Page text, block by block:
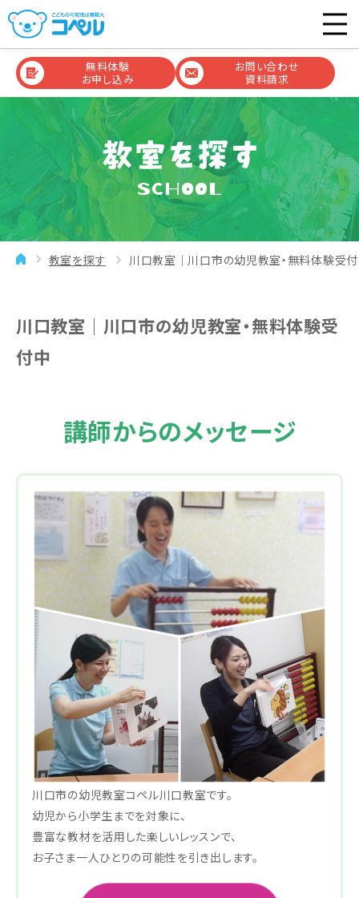
無料体験
お申し込み
お問い合わせ
資料請求
SCHOOL
教室を探す 川口教室｜川口市の幼児教室・無料体験受
川口教室｜川口市の幼児教室・無料体験受
付中
講師からのメッセージ
川口市の幼児教室コペル川口教室です。
幼児から小学生までを対象に、
豊富な教材を活用した楽しいレッスンで、
お子さま一人ひとりの可能性を引き出します。